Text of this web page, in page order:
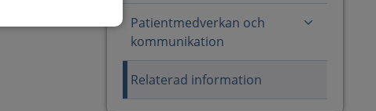
Patientmedverkan och
kommunikation
Relaterad information